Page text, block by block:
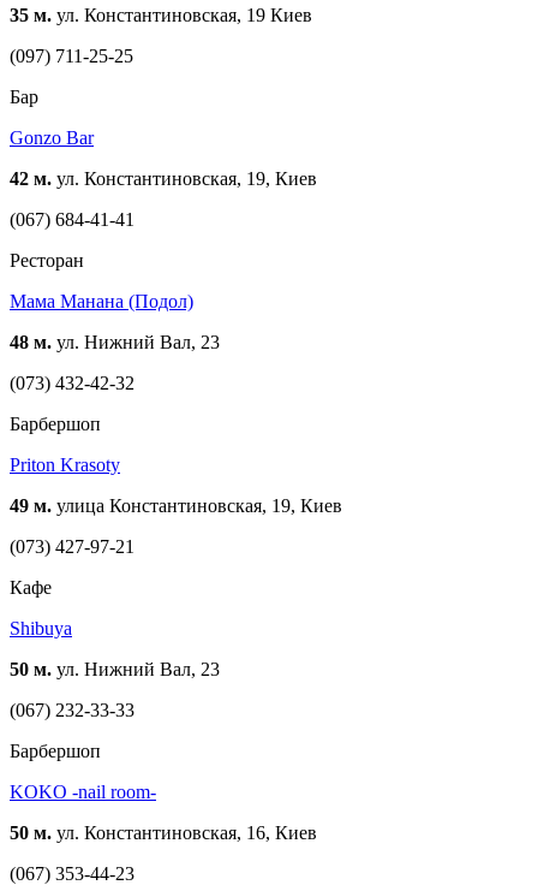
35 м. ул. Константиновская, 19 Киев
(097) 711-25-25
Бар
Gonzo Bar
42 м. ул. Константиновская, 19, Киев
(067) 684-41-41
Ресторан
Мама Манана (Подол)
48 м. ул. Нижний Вал, 23
(073) 432-42-32
Барбершоп
Priton Krasoty
49 м. улица Константиновская, 19, Киев
(073) 427-97-21
Кафе
Shibuya
50 м. ул. Нижний Вал, 23
(067) 232-33-33
Барбершоп
KOKO -nail room-
50 м. ул. Константиновская, 16, Киев
(067) 353-44-23